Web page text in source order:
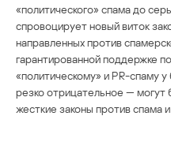
«политического» спама до
спровоцирует новый виток
направленных против
гарантированной поддержке
«политическому» и PR-спаму
резко отрицательное — могут
жесткие законы против спама и